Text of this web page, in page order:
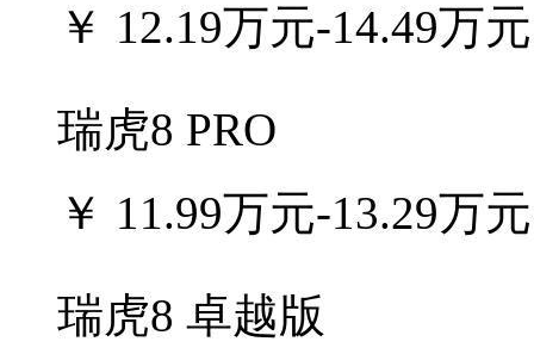
￥ 12.19万元-14.49万元
瑞虎8 PRO
￥ 11.99万元-13.29万元
瑞虎8 卓越版